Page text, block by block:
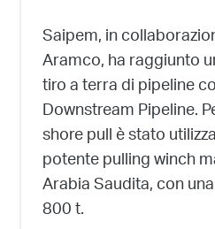
Saipem, in
Aramco, ha raggiunto
tiro a terra di pipeline
Downstream Pipeline.
shore pull è stato
potente pulling winch
Arabia Saudita, con
800 t.